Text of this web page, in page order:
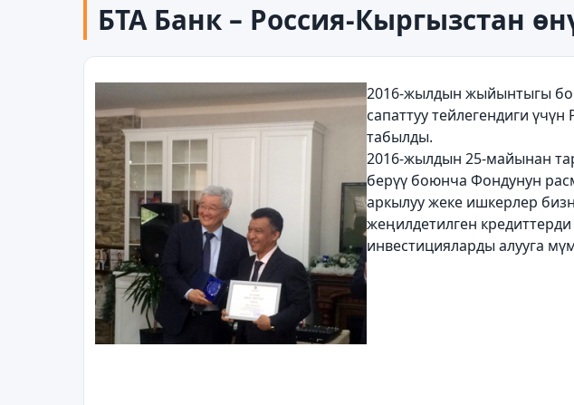
БТА Банк – Россия-Кыргызстан
2016-жылдын жыйынтыгы
сапаттуу тейлегендиги
табылды.
2016-жылдын 25-майынан
берүү боюнча Фондунун
аркылуу жеке ишкерлер
жеңилдетилген
инвестицияларды алууга